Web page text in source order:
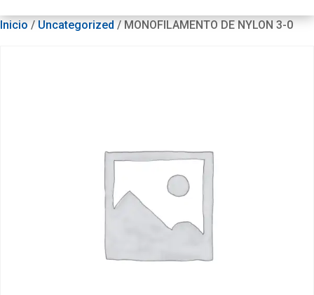
Inicio / Uncategorized / MONOFILAMENTO DE NYLON 3-0